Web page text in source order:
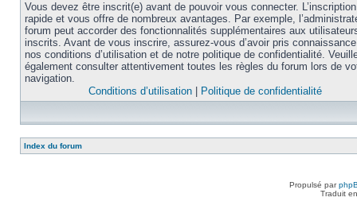
Vous devez être inscrit(e) avant de pouvoir vous connecter.
rapide et vous offre de nombreux avantages. Par exemple,
forum peut accorder des fonctionnalités supplémentaires aux
inscrits. Avant de vous inscrire, assurez-vous d’avoir pris
nos conditions d’utilisation et de notre politique de confidentialité.
également consulter attentivement toutes les règles du forum lors de
navigation.
Conditions d’utilisation
Politique de confidentialité
Index du forum
Propulsé par
Traduit